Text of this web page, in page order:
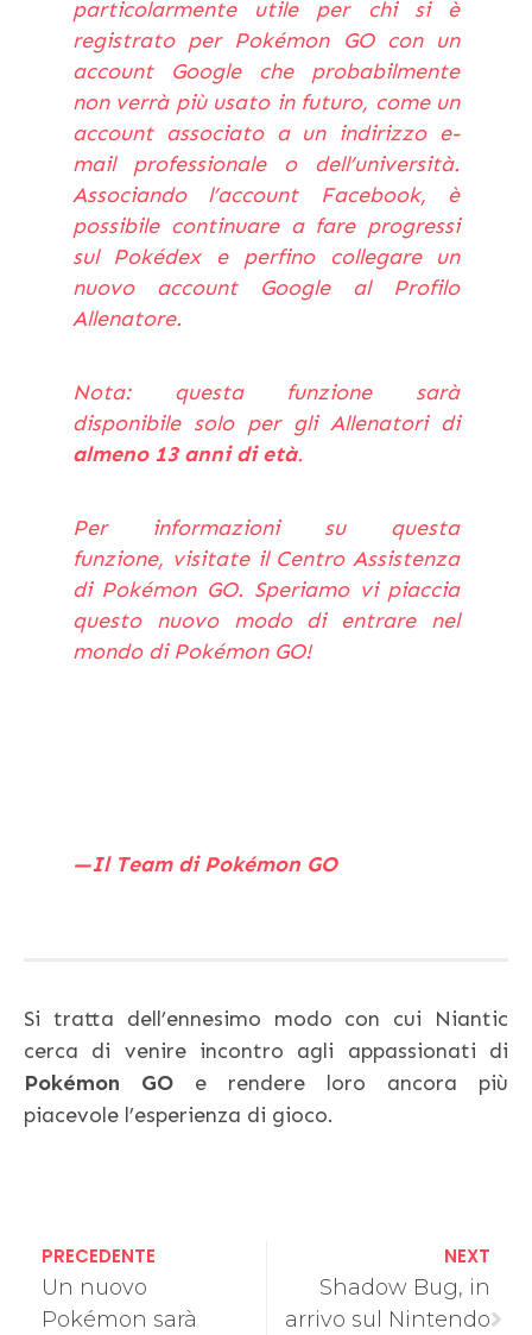
particolarmente utile per chi si è
registrato per Pokémon GO con un
account Google che probabilmente
non verrà più usato in futuro, come un
account associato a un indirizzo e-
mail professionale o dell’università.
Associando l’account Facebook, è
possibile continuare a fare progressi
sul Pokédex e perfino collegare un
nuovo account Google al Profilo
Allenatore.
Nota: questa funzione sarà
disponibile solo per gli Allenatori di
almeno 13 anni di età.
Per informazioni su questa
funzione, visitate il Centro Assistenza
di Pokémon GO. Speriamo vi piaccia
questo nuovo modo di entrare nel
mondo di Pokémon GO!
—Il Team di Pokémon GO
Si tratta dell’ennesimo modo con cui Niantic
cerca di venire incontro agli appassionati di
Pokémon GO e rendere loro ancora più
piacevole l’esperienza di gioco.
PRECEDENTE
Un nuovo
Pokémon sarà
NEXT
Shadow Bug, in
arrivo sul Nintendo